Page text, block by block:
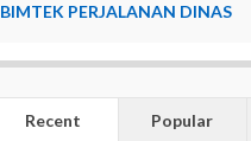
BIMTEK PERJALANAN DINAS
Recent Popular